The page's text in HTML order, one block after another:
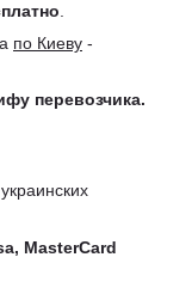
.
по Киеву -
перевозчика.
MasterCard